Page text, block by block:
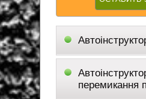
перемикання